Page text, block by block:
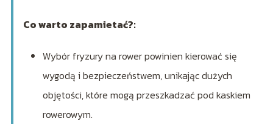
Co warto zapamietać?:
Wybór fryzury na rower powinien kierować się
wygodą i bezpieczeństwem, unikając dużych
objętości, które mogą przeszkadzać pod kaskiem
rowerowym.